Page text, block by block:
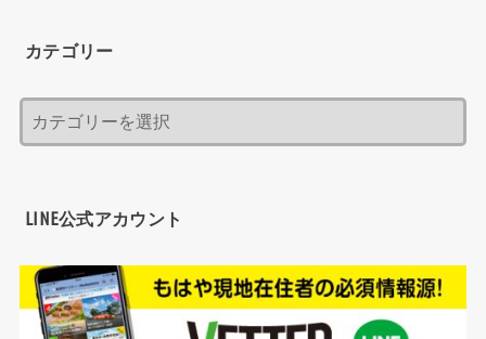
カテゴリー
LINE公式アカウント